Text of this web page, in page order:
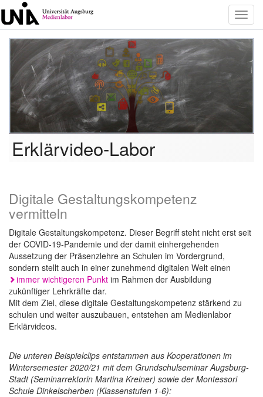
Erklärvideo-Labor
Digitale Gestaltungskompetenz
vermitteln
Digitale Gestaltungskompetenz. Dieser Begriff steht nicht erst seit
der COVID-19-Pandemie und der damit einhergehenden
Aussetzung der Präsenzlehre an Schulen im Vordergrund,
sondern stellt auch in einer zunehmend digitalen Welt einen
immer wichtigeren Punkt im Rahmen der Ausbildung
zukünftiger Lehrkräfte dar.
Mit dem Ziel, diese digitale Gestaltungskompetenz stärkend zu
schulen und weiter auszubauen, entstehen am Medienlabor
Erklärvideos.
Die unteren Beispielclips entstammen aus Kooperationen im
Wintersemester 2020/21 mit dem Grundschulseminar Augsburg-
Stadt (Seminarrektorin Martina Kreiner) sowie der Montessori
Schule Dinkelscherben (Klassenstufen 1-6):